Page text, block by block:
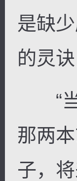
是缺
的灵
“当
那两
子，